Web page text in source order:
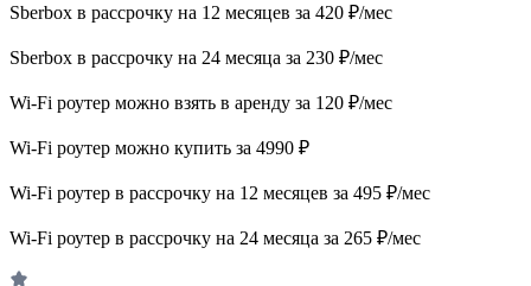
Sberbox в рассрочку на 12 месяцев за 420 ₽/мес
Sberbox в рассрочку на 24 месяца за 230 ₽/мес
Wi-Fi роутер можно взять в аренду за 120 ₽/мес
Wi-Fi роутер можно купить за 4990 ₽
Wi-Fi роутер в рассрочку на 12 месяцев за 495 ₽/мес
Wi-Fi роутер в рассрочку на 24 месяца за 265 ₽/мес